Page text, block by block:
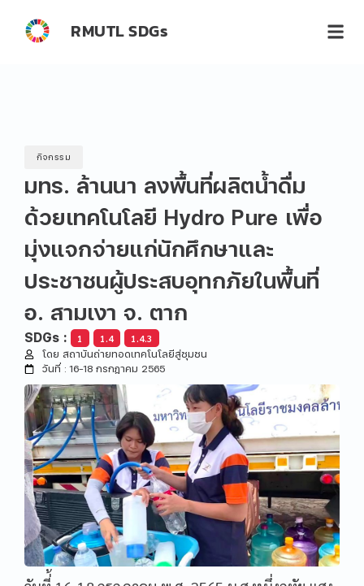
RMUTL SDGs
กิจกรรม
มทร. ล้านนา ลงพื้นที่ผลิตน้ำดื่ม
ด้วยเทคโนโลยี Hydro Pure เพื่อ
มุ่งแจกจ่ายแก่นักศึกษาและ
ประชาชนผู้ประสบอุทกภัยในพื้นที่
อ. สามเงา จ. ตาก
SDGs : 1 1.4 1.4.3
โดย สถาบันถ่ายทอดเทคโนโลยีสู่ชุมชน
วันที่ : 16-18 กรกฎาคม 2565